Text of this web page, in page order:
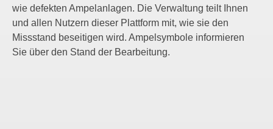
wie defekten Ampelanlagen. Die Verwaltung teilt Ihnen
und allen Nutzern dieser Plattform mit, wie sie den
Missstand beseitigen wird. Ampelsymbole informieren
Sie über den Stand der Bearbeitung.